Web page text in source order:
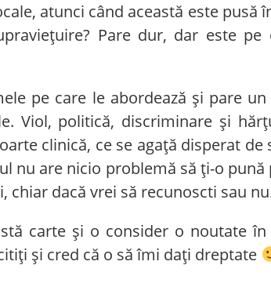
atunci când această este pusă
Pare dur, dar este
pe care le abordează și pare
Viol, politică, discriminare și
clinică, ce se agață disperat de
nu are nicio problemă să ți-o pună
chiar dacă vrei să recunoscti sau
carte și o consider o noutate
și cred că o să îmi dați dreptate